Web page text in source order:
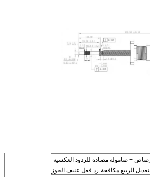
+ صامولة مضادة للردود العكسية
الربيع مكافحة رد فعل عنيف الجوز